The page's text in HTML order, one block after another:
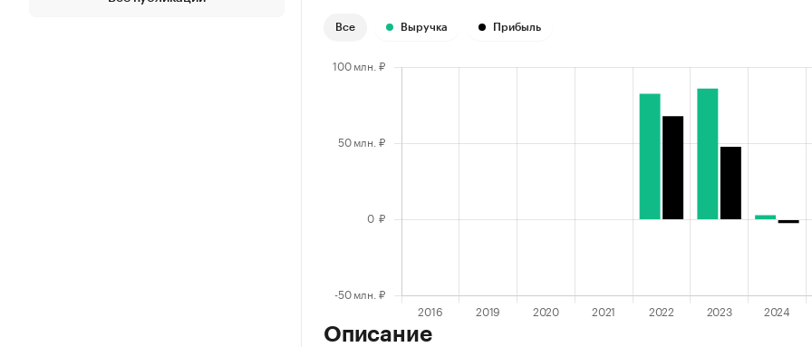
Все Выручка Прибыль
Описание